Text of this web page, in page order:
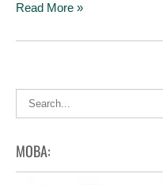
Read More »
МОВА: